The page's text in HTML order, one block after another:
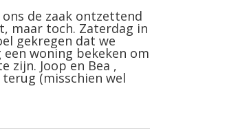
de zaak ontzettend
maar toch. Zaterdag in
gekregen dat we
woning bekeken om
zijn. Joop en Bea ,
(misschien wel